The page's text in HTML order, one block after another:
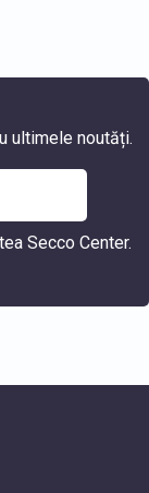
ultimele noutăți.
Secco Center.